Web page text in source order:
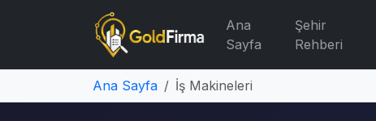
Ana
Sayfa
Şehir
Rehberi
Ana Sayfa İş Makineleri